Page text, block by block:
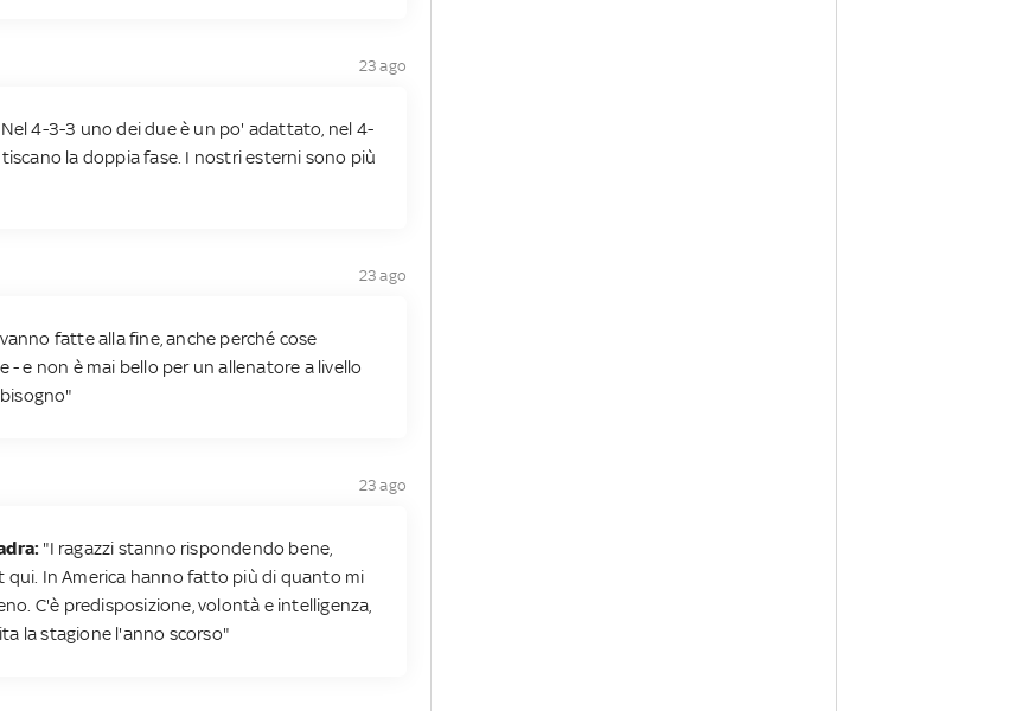
23 ago
4-3-3 uno dei due è un po' adattato, nel 4-
la doppia fase. I nostri esterni sono più
23 ago
fatte alla fine, anche perché cose
- e non è mai bello per un allenatore a livello
23 ago
"I ragazzi stanno rispondendo bene,
In America hanno fatto più di quanto mi
C'è predisposizione, volontà e intelligenza,
la stagione l'anno scorso"